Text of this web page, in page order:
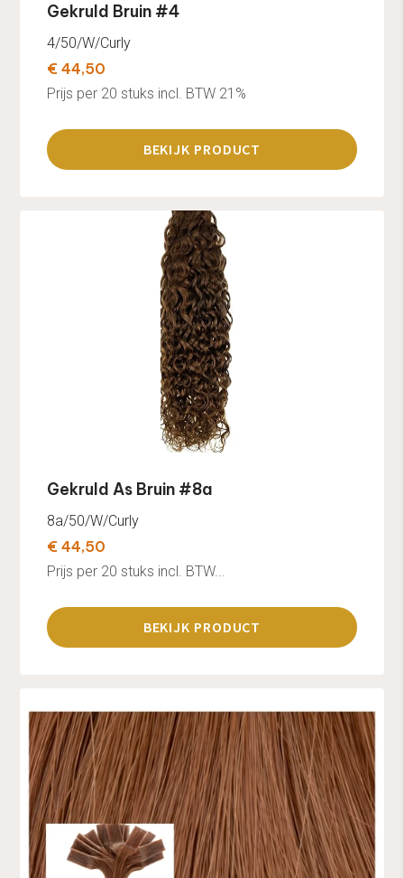
Gekruld Bruin #4
4/50/W/Curly
€ 44,50
Prijs per 20 stuks incl. BTW 21%
BEKIJK PRODUCT
Gekruld As Bruin #8a
8a/50/W/Curly
€ 44,50
Prijs per 20 stuks incl. BTW...
BEKIJK PRODUCT